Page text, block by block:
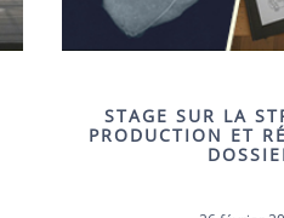
STAGE SUR LA
PRODUCTION ET